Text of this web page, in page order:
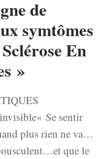
de
symtômes
En
»
Se sentir
plus rien ne va…
que le